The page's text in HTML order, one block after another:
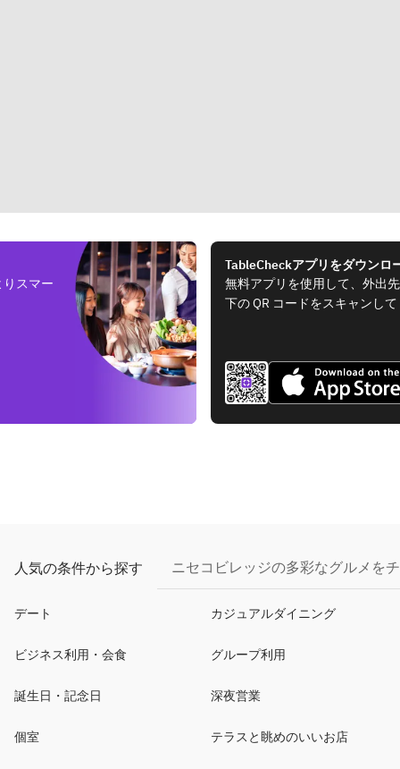
スマー
TableCheckアプリをダウンロ
無料アプリを使用して、外出
下の QR コードをスキャンし
人気の条件から探す ニセコビレッジの多彩なグルメを
デート カジュアルダイニング
ビジネス利用・会食 グループ利用
誕生日・記念日 深夜営業
個室 テラスと眺めのいいお店